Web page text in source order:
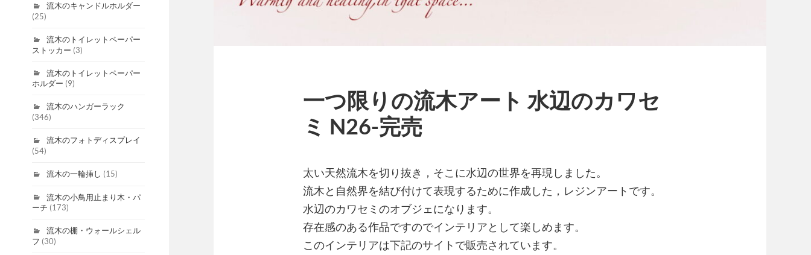
流木のキャンドルホルダー
(25)
流木のトイレットペーパー
ストッカー (3)
流木のトイレットペーパー
ホルダー (9)
流木のハンガーラック
(346)
流木のフォトディスプレイ
(54)
流木の一輪挿し (15)
流木の小鳥用止まり木・パ
ーチ (173)
流木の棚・ウォールシェル
フ (30)
一つ限りの流木アート 水辺のカワセ
ミ N26-完売
太い天然流木を切り抜き，そこに水辺の世界を再現しました。
流木と自然界を結び付けて表現するために作成した，レジンアートです。
水辺のカワセミのオブジェになります。
存在感のある作品ですのでインテリアとして楽しめます。
このインテリアは下記のサイトで販売されています。